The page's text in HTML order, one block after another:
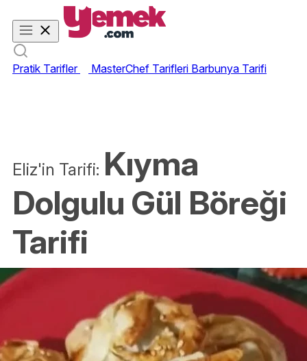
Pratik Tarifler MasterChef Tarifleri Barbunya Tarifi
Eliz'in Tarifi: Kıyma
Dolgulu Gül Böreği
Tarifi